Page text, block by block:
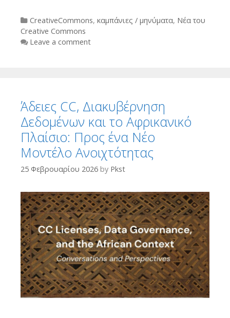
Categories
CreativeCommons, καμπάνιες / μηνύματα, Νέα του
Creative Commons
Leave a comment
Άδειες CC, Διακυβέρνηση
Δεδομένων και το Αφρικανικό
Πλαίσιο: Προς ένα Νέο
Μοντέλο Ανοιχτότητας
25 Φεβρουαρίου 2026 by Pkst